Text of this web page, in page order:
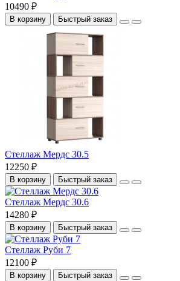
10490 ₽
В корзину Быстрый заказ
Стеллаж Мердс 30.5
12250 ₽
В корзину Быстрый заказ
Стеллаж Мердс 30.6
14280 ₽
В корзину Быстрый заказ
Стеллаж Руби 7
12100 ₽
В корзину Быстрый заказ